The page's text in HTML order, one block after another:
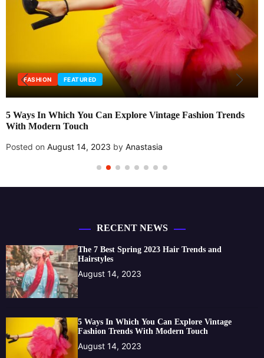
Can Explore Vintage Fashion Trends
2023 byAnastasia
EDITORIAL
New fashion
RECENT NEWS
The 7 Best Spring 2023 Hair Trends and
Hairstyles
August 14, 2023
5 Ways In Which You Can Explore Vintage
Fashion Trends With Modern Touch
August 14, 2023